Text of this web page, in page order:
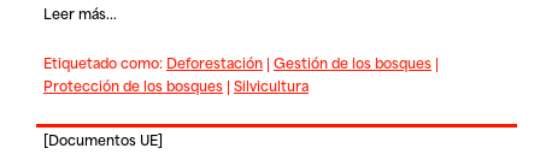
Leer más...
Etiquetado como: Deforestación| Gestión de los bosques|
Protección de los bosques| Silvicultura
[Documentos UE]